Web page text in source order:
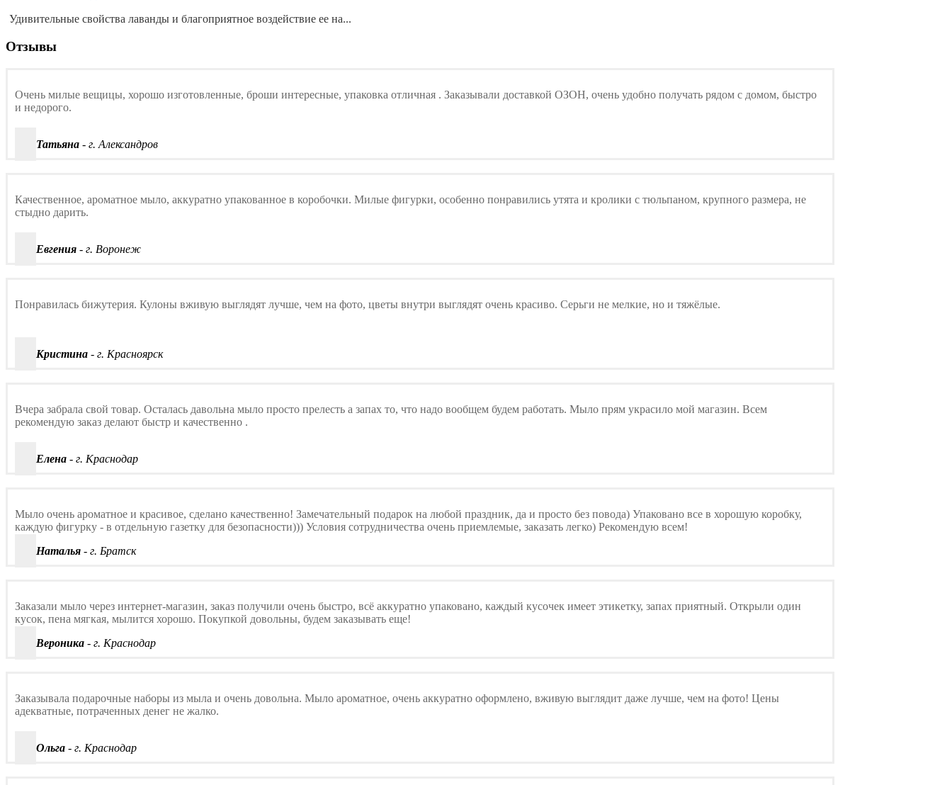
Удивительные свойства лаванды и благоприятное воздействие ее на...
Отзывы
Очень милые вещицы, хорошо изготовленные, броши интересные, упаковка отличная . Заказывали доставкой ОЗОН, очень удобно получать рядом с домом, быстро
и недорого.
Татьяна - г. Александров
Качественное, ароматное мыло, аккуратно упакованное в коробочки. Милые фигурки, особенно понравились утята и кролики с тюльпаном, крупного размера, не
стыдно дарить.
Евгения - г. Воронеж
Понравилась бижутерия. Кулоны вживую выглядят лучше, чем на фото, цветы внутри выглядят очень красиво. Серьги не мелкие, но и тяжёлые.
Кристина - г. Красноярск
Вчера забрала свой товар. Осталась давольна мыло просто прелесть а запах то, что надо вообщем будем работать. Мыло прям украсило мой магазин. Всем
рекомендую заказ делают быстр и качественно .
Елена - г. Краснодар
Мыло очень ароматное и красивое, сделано качественно! Замечательный подарок на любой праздник, да и просто без повода) Упаковано все в хорошую коробку,
каждую фигурку - в отдельную газетку для безопасности))) Условия сотрудничества очень приемлемые, заказать легко) Рекомендую всем!
Наталья - г. Братск
Заказали мыло через интернет-магазин, заказ получили очень быстро, всё аккуратно упаковано, каждый кусочек имеет этикетку, запах приятный. Открыли один
кусок, пена мягкая, мылится хорошо. Покупкой довольны, будем заказывать еще!
Вероника - г. Краснодар
Заказывала подарочные наборы из мыла и очень довольна. Мыло ароматное, очень аккуратно оформлено, вживую выглядит даже лучше, чем на фото! Цены
адекватные, потраченных денег не жалко.
Ольга - г. Краснодар